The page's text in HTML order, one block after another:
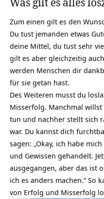
Zum einen gilt es den
Du tust jemanden etwas
deine Mittel, du tust sehr
gilt es aber gleichzeitig
werden Menschen dir
für sie getan hast.
Des Weiteren musst du
Misserfolg. Manchmal
tun und nachher stellt sich
war. Du kannst dich
sagen: „Okay, ich habe
und Gewissen gehandelt.
ausgegangen, aber das ist
ich es anders machen.“ So
von Erfolg und Misserfolg